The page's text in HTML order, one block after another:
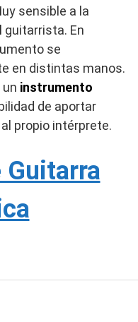
uy sensible a la
guitarrista. En
se
en distintas manos.
instrumento
de aportar
propio intérprete.
Guitarra